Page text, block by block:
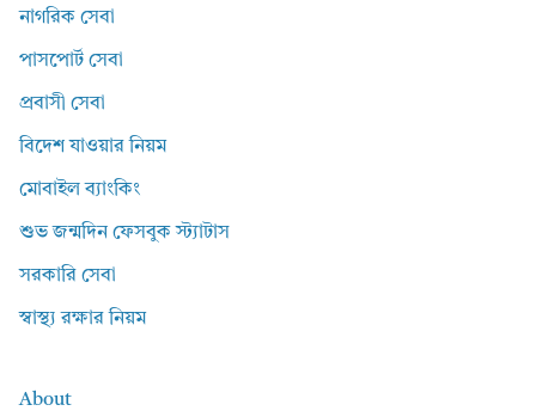
নাগরিক সেবা
পাসপোর্ট সেবা
প্রবাসী সেবা
বিদেশ যাওয়ার নিয়ম
মোবাইল ব্যাংকিং
শুভ জন্মদিন ফেসবুক স্ট্যাটাস
সরকারি সেবা
স্বাস্থ্য রক্ষার নিয়ম
About